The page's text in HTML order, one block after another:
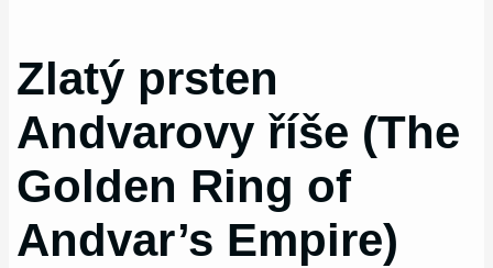
Zlatý prsten
Andvarovy říše (The
Golden Ring of
Andvar’s Empire)